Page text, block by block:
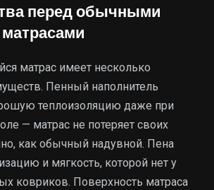
перед обычными
матрас имеет несколько
Пенный наполнитель
теплоизоляцию даже при
— матрас не потеряет своих
как обычный надувной. Пена
и мягкость, которой нет у
ковриков. Поверхность матраса